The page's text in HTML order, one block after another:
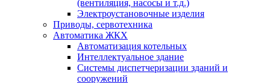
(вентиляция, насосы и т.д.)
Электроустановочные изделия
Приводы, сервотехника
Автоматика ЖКХ
Автоматизация котельных
Интеллектуальное здание
Системы диспетчеризации зданий и
сооружений